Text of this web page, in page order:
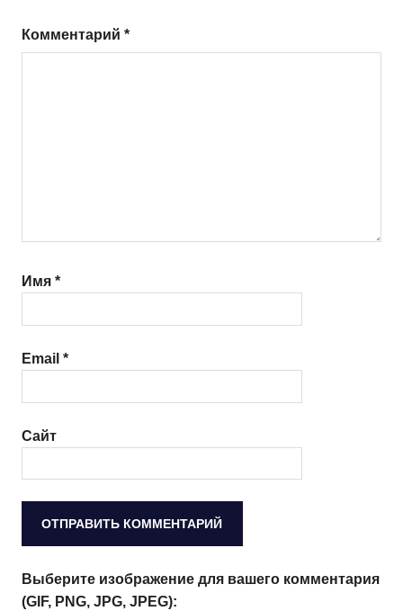
Комментарий *
Имя *
Email *
Сайт
Выберите изображение для вашего комментария
(GIF, PNG, JPG, JPEG):